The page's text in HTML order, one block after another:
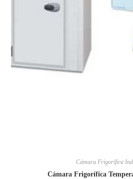
Cámara Frigorífica
Cámara Frigorífica